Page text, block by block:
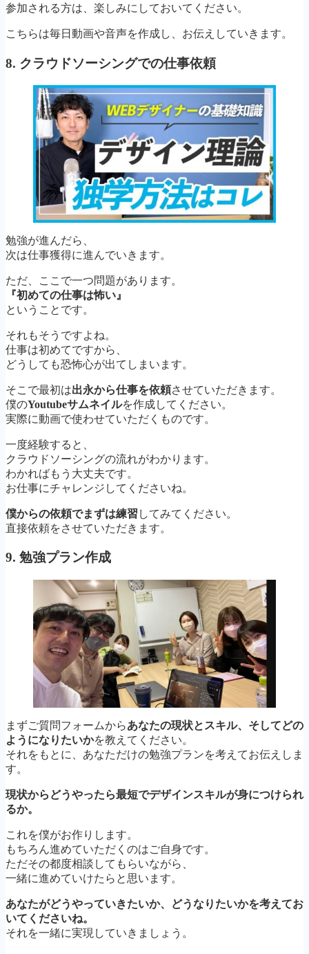
参加される方は、楽しみにしておいてください。
こちらは毎日動画や音声を作成し、お伝えしていきます。
8. クラウドソーシングでの仕事依頼
勉強が進んだら、
次は仕事獲得に進んでいきます。
ただ、ここで一つ問題があります。
『初めての仕事は怖い』
ということです。
それもそうですよね。
仕事は初めてですから、
どうしても恐怖心が出てしまいます。
そこで最初は出永から仕事を依頼させていただきます。
僕のYoutubeサムネイルを作成してください。
実際に動画で使わせていただくものです。
一度経験すると、
クラウドソーシングの流れがわかります。
わかればもう大丈夫です。
お仕事にチャレンジしてくださいね。
僕からの依頼でまずは練習 してみてください。
直接依頼をさせていただきます。
9. 勉強プラン作成
まずご質問フォームからあなたの現状とスキル、そしてどの
ようになりたいかを教えてください。
それをもとに、あなただけの勉強プランを考えてお伝えしま
す。
現状からどうやったら最短でデザインスキルが身につけられ
るか。
これを僕がお作りします。
もちろん進めていただくのはご自身です。
ただその都度相談してもらいながら、
一緒に進めていけたらと思います。
あなたがどうやっていきたいか、どうなりたいかを考えてお
いてくださいね。
それを一緒に実現していきましょう。